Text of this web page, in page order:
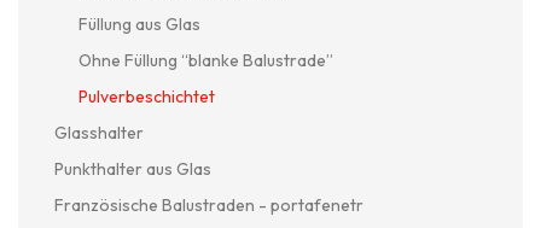
Füllung aus Glas
Ohne Füllung “blanke Balustrade”
Pulverbeschichtet
Glasshalter
Punkthalter aus Glas
Französische Balustraden - portafenetr